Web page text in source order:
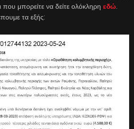
που μπορείτε να δείτε ολόκληρη εδώ
τα εξής: